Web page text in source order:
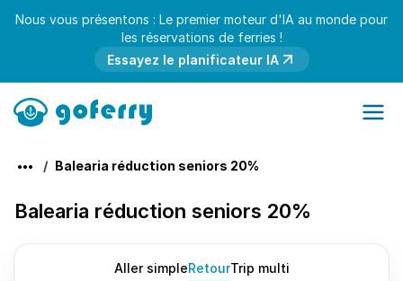
Nous vous présentons : Le premier moteur d'IA au monde pour
les réservations de ferries !
Essayez le planificateur IA
Balearia réduction seniors 20%
Balearia réduction seniors 20%
Aller simpleRetourTrip multi